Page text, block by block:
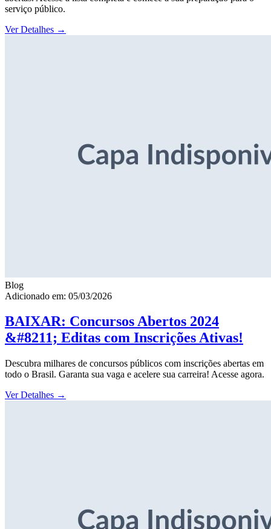
serviço público.
Ver Detalhes →
Blog
Adicionado em: 05/03/2026
BAIXAR: Concursos Abertos 2024
&#8211; Editas com Inscrições Ativas!
Descubra milhares de concursos públicos com inscrições abertas em
todo o Brasil. Garanta sua vaga e acelere sua carreira! Acesse agora.
Ver Detalhes →